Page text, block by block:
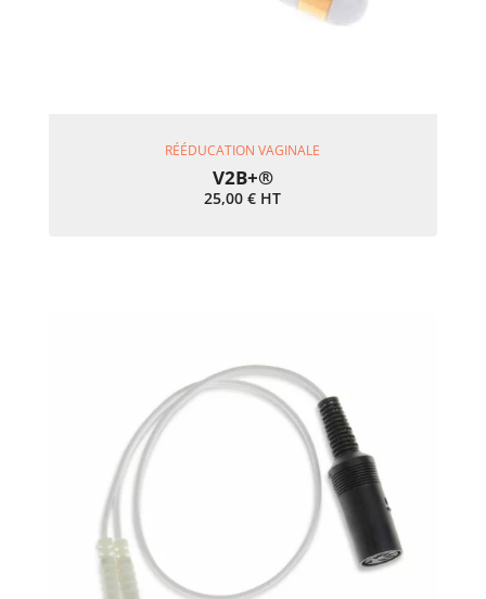
Ajouter Au Panier
RÉÉDUCATION VAGINALE
V2B+®
25,00€ HT